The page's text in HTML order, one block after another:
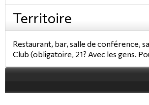
Territoire
Restaurant, bar, salle de conférence,
Club (obligatoire, 21? Avec les gens.